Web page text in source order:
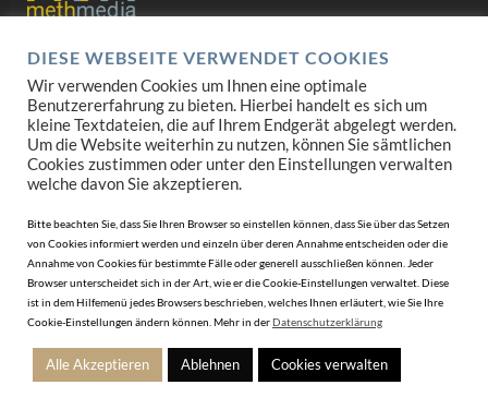
Datenschutz
Impressum
AGB
Mediadaten
DIESE WEBSEITE VERWENDET COOKIES
Wir verwenden Cookies um Ihnen eine optimale
Benutzererfahrung zu bieten. Hierbei handelt es sich um
kleine Textdateien, die auf Ihrem Endgerät abgelegt werden.
Um die Website weiterhin zu nutzen, können Sie sämtlichen
Cookies zustimmen oder unter den Einstellungen verwalten
welche davon Sie akzeptieren.
Bitte beachten Sie, dass Sie Ihren Browser so einstellen können, dass Sie über das Setzen
von Cookies informiert werden und einzeln über deren Annahme entscheiden oder die
Annahme von Cookies für bestimmte Fälle oder generell ausschließen können. Jeder
Browser unterscheidet sich in der Art, wie er die Cookie-Einstellungen verwaltet. Diese
ist in dem Hilfemenü jedes Browsers beschrieben, welches Ihnen erläutert, wie Sie Ihre
Cookie-Einstellungen ändern können. Mehr in derDatenschutzerklärung
Alle Akzeptieren Ablehnen Cookies verwalten